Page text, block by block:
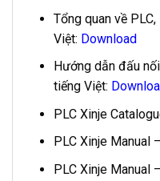
Tổng quan về
Việt: Download
Hướng dẫn đấu
tiếng Việt:
PLC Xinje
PLC Xinje Manual
PLC Xinje Manual